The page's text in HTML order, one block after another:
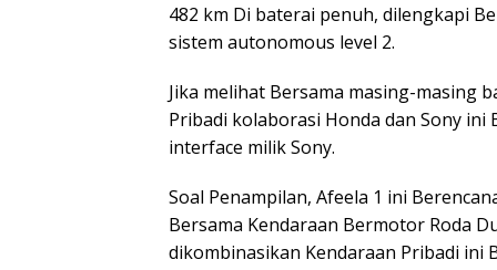
482 km Di baterai penuh, dilengkapi
sistem autonomous level 2.
Jika melihat Bersama masing-masing
Pribadi kolaborasi Honda dan Sony
interface milik Sony.
Soal Penampilan, Afeela 1 ini
Bersama Kendaraan Bermotor Roda
dikombinasikan Kendaraan Pribadi ini